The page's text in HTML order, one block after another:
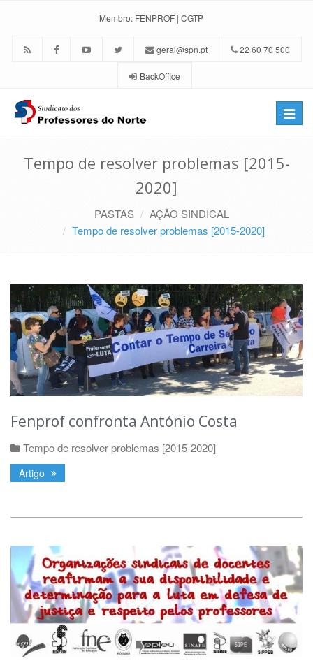
Membro: FENPROF | CGTP
geral@spn.pt 22 60 70 500
BackOffice
Toggle
Tempo de resolver problemas [2015-
2020]
PASTAS
AÇÃO SINDICAL
Tempo de resolver problemas [2015-2020]
Fenprof confronta António Costa
Tempo de resolver problemas [2015-2020]
Artigo